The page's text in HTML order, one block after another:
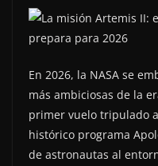
En 2026, la NASA se
más ambiciosas de la
primer vuelo tripulado
histórico programa
de astronautas al